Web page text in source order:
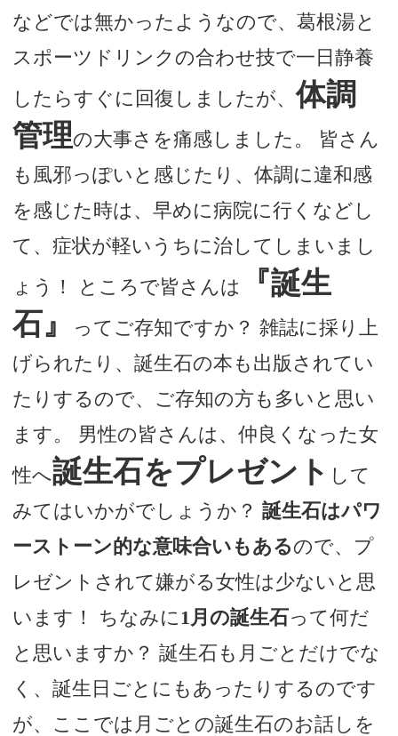
などでは無かったようなので、葛根湯と
スポーツドリンクの合わせ技で一日静養
したらすぐに回復しましたが、体調
管理の大事さを痛感しました。 皆さん
も風邪っぽいと感じたり、体調に違和感
を感じた時は、早めに病院に行くなどし
て、症状が軽いうちに治してしまいまし
ょう！ ところで皆さんは
『誕生
石』
ってご存知ですか？ 雑誌に採り上
げられたり、誕生石の本も出版されてい
たりするので、ご存知の方も多いと思い
ます。 男性の皆さんは、仲良くなった女
性へ誕生石をプレゼント して
みてはいかがでしょうか？ 誕生石はパワ
ーストーン的な意味合いもあるので、プ
レゼントされて嫌がる女性は少ないと思
います！ ちなみに 1月の誕生石って何だ
と思いますか？ 誕生石も月ごとだけでな
く、誕生日ごとにもあったりするのです
が、ここでは月ごとの誕生石のお話しを